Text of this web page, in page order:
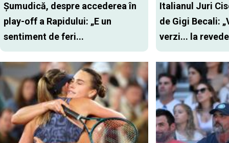
Șumudică, despre accederea în
play-off a Rapidului: „E un
sentiment de feri...
Italianul Juri
de Gigi Becali:
verzi... la